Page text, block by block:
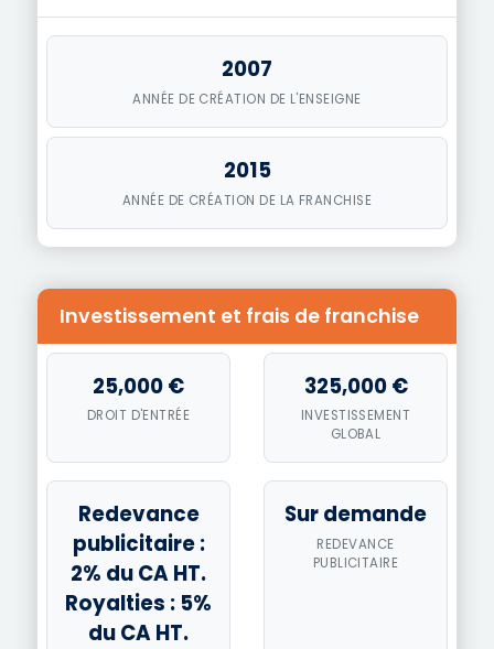
2007
ANNÉE DE CRÉATION DE L'ENSEIGNE
2015
ANNÉE DE CRÉATION DE LA FRANCHISE
Investissement et frais de franchise
25,000 €
DROIT D'ENTRÉE
325,000 €
INVESTISSEMENT
GLOBAL
Redevance
publicitaire :
2% du CA HT.
Royalties : 5%
du CA HT.
Sur demande
REDEVANCE
PUBLICITAIRE